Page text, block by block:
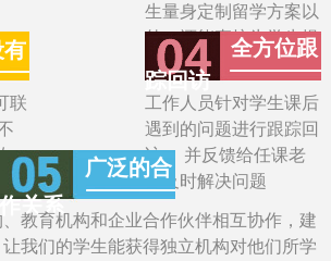
生量身定制留学方案以
外，还能直接为学生提
供专业的语言课程培训
有
联
一
全方位跟
踪回访
工作人员针对学生课后
遇到的问题进行跟踪回
访， 并反馈给任课老
师及时解决问题
广泛的合
作关系
教育机构和企业合作伙伴相互协作，建
我们的学生能获得独立机构对他们所学